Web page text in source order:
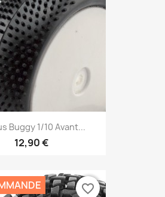
Buggy 1/10 Avant...
12,90 €
favorite_border